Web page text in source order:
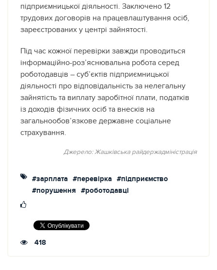
підприємницької діяльності. Заключено 12
трудових договорів на працевлаштування осіб,
зареєстрованих у центрі зайнятості.
Під час кожної перевірки завжди проводиться
інформаційно-роз’яснювальна робота серед
роботодавців – суб’єктів підприємницької
діяльності про відповідальність за нелегальну
зайнятість та виплату заробітної плати, податків
із доходів фізичних осіб та внесків на
загальнообов’язкове державне соціальне
страхування.
Джерело: Жашківська райдержадміністрація
#зарплата #перевірка #підприємство
#порушення
#роботодавці
418